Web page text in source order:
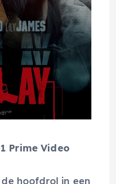
Prime Video
hoofdrol in een